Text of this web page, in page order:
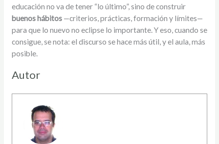
educación no va de tener “lo último”, sino de construir
buenos hábitos—criterios, prácticas, formación y límites—
para que lo nuevo no eclipse lo importante. Y eso, cuando se
consigue, se nota: el discurso se hace más útil, y el aula, más
posible.
Autor